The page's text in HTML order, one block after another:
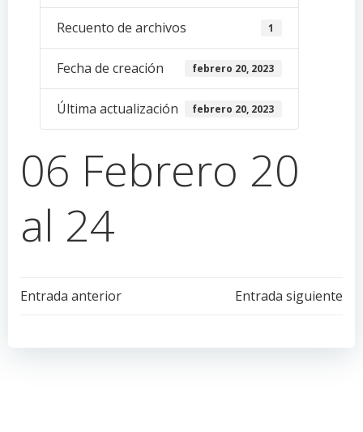
Recuento de archivos 1
Fecha de creación febrero 20, 2023
Última actualización febrero 20, 2023
06 Febrero 20
al 24
Navegación
de
Entrada anterior
Navegación
de
Entrada siguiente